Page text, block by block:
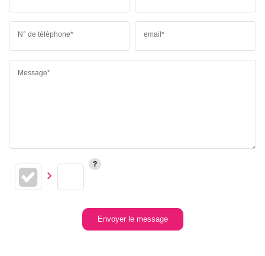
N° de téléphone* email*
Message*
Envoyer le message